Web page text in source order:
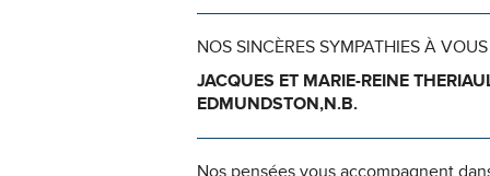
NOS SINCÈRES SYMPATHIES À
JACQUES ET MARIE-REINE
EDMUNDSTON,N.B.
Nos pensées vous accompagnent